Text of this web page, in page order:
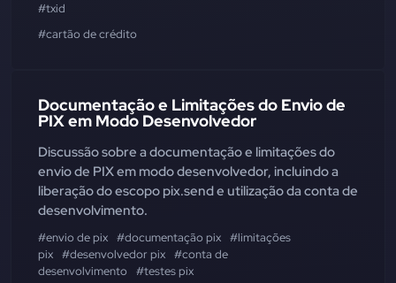
#txid
#cartão de crédito
Documentação e Limitações do Envio de
PIX em Modo Desenvolvedor
Discussão sobre a documentação e limitações do
envio de PIX em modo desenvolvedor, incluindo a
liberação do escopo pix.send e utilização da conta de
desenvolvimento.
#envio de pix #documentação pix #limitações
pix #desenvolvedor pix #conta de
desenvolvimento
#testes pix